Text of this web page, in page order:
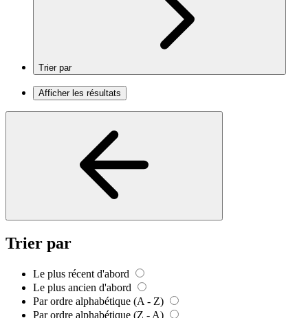
Trier par
Afficher les résultats
Trier par
Le plus récent d'abord
Le plus ancien d'abord
Par ordre alphabétique (A - Z)
Par ordre alphabétique (Z - A)